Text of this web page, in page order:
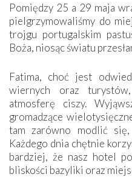
Pomiędzy 25 a 29 maja
pielgrzymowaliśmy do
trojgu portugalskim
Boża, niosąc światu
Fatima, choć jest
wiernych oraz turystów,
atmosferę ciszy.
gromadzące
tam zarówno modlić
Każdego dnia chętnie
bardziej, że nasz hotel
bliskości bazyliki oraz